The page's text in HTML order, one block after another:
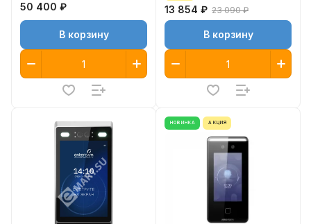
50 400 ₽
В корзину
13 854 ₽ 23 090 ₽
В корзину
НОВИНКА АКЦИЯ